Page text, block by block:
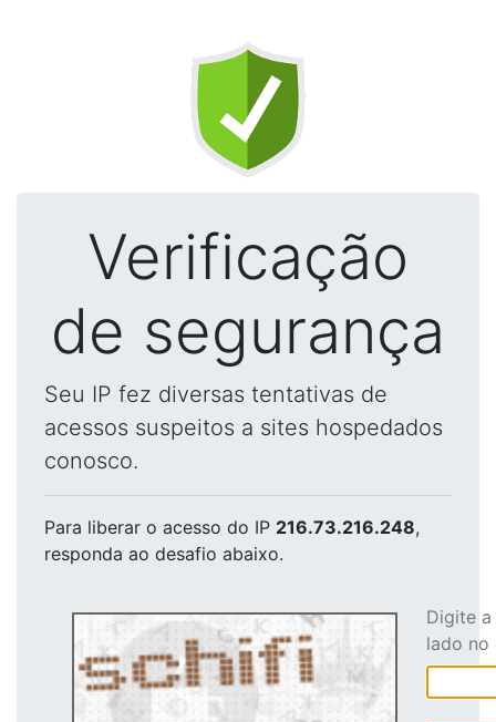
Verificação
de segurança
Seu IP fez diversas tentativas de
acessos suspeitos a sites hospedados
conosco.
Para liberar o acesso do IP 216.73.216.248,
responda ao desafio abaixo.
Digite
lado no